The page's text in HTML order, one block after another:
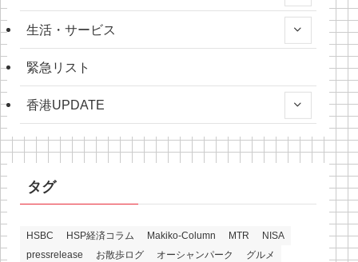
生活・サービス
緊急リスト
香港UPDATE
タグ
HSBC HSP経済コラム Makiko-Column MTR
NISA
pressrelease
お散歩ログ オーシャンパーク
グルメ